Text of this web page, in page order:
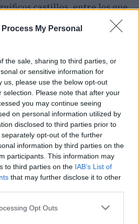
Process My Personal
the sale, sharing to third parties, or
or sensitive information for
us, please use the below opt-out
selection. Please note that after your
you may continue seeing
on personal information utilized by
disclosed to third parties prior to
opt-out of the further
information by third parties on the
participants. This information may
to third parties on the IAB’s List of
that may further disclose it to other
app uses one or more Google
Opt Outs
castillos, entre los que
con vistas a la costa, y
más populares de la
de la costa noroeste de
y remotas Hébridas
los paisajes más
Islas Británicas, con
junto a hermosas playas y